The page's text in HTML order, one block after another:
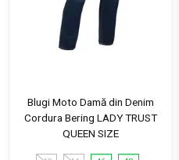
Blugi Moto Damă din Denim
Cordura Bering LADY TRUST
QUEEN SIZE